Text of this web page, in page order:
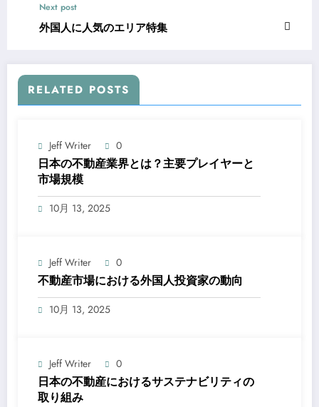
Next post
外国人に人気のエリア特集
RELATED POSTS
Jeff Writer 0
日本の不動産業界とは？主要プレイヤーと
市場規模
10月 13, 2025
Jeff Writer 0
不動産市場における外国人投資家の動向
10月 13, 2025
Jeff Writer 0
日本の不動産におけるサステナビリティの
取り組み